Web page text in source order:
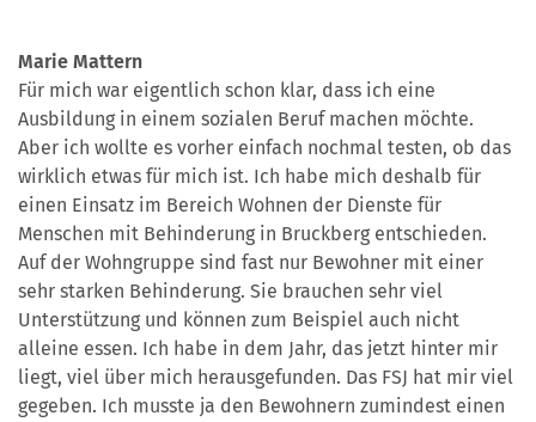
Marie Mattern
Für mich war eigentlich schon klar, dass ich eine
Ausbildung in einem sozialen Beruf machen möchte.
Aber ich wollte es vorher einfach nochmal testen, ob das
wirklich etwas für mich ist. Ich habe mich deshalb für
einen Einsatz im Bereich Wohnen der Dienste für
Menschen mit Behinderung in Bruckberg entschieden.
Auf der Wohngruppe sind fast nur Bewohner mit einer
sehr starken Behinderung. Sie brauchen sehr viel
Unterstützung und können zum Beispiel auch nicht
alleine essen. Ich habe in dem Jahr, das jetzt hinter mir
liegt, viel über mich herausgefunden. Das FSJ hat mir viel
gegeben. Ich musste ja den Bewohnern zumindest einen